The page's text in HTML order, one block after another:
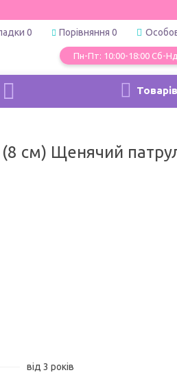
0 Порівняння 0
Пн-Пт: 10:00-18:00 Сб-
Товарів
см) Щенячий
від 3 років